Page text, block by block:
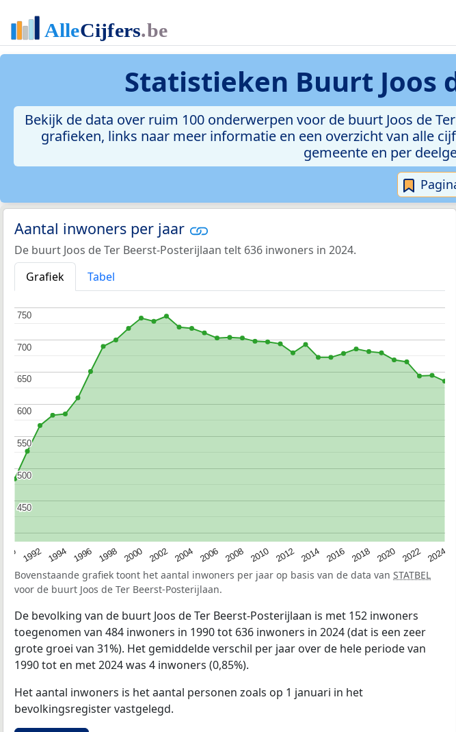
Statistieken Buurt Joos
Bekijk de data over ruim 100 onderwerpen voor de buurt Joos de
grafieken, links naar meer informatie en een overzicht van alle
gemeente en per
Aantal inwoners per jaar
De buurt Joos de Ter Beerst-Posterijlaan telt 636 inwoners in 2024.
Grafiek
Tabel
1992 1994 1996 1998 2000 2002 2004 2006 2008 2010 2012 2014 2016 2018 2020 2022 2024
450
450
500
500
550
550
600
600
650
650
700
700
750
750
Bovenstaande grafiek toont het aantal inwoners per jaar op basis van de data van STATBEL
voor de buurt Joos de Ter Beerst-Posterijlaan.
De bevolking van de buurt Joos de Ter Beerst-Posterijlaan is met 152 inwoners
toegenomen van 484 inwoners in 1990 tot 636 inwoners in 2024 (dat is een zeer
grote groei van 31%). Het gemiddelde verschil per jaar over de hele periode van
1990 tot en met 2024 was 4 inwoners (0,85%).
Het aantal inwoners is het aantal personen zoals op 1 januari in het
bevolkingsregister vastgelegd.